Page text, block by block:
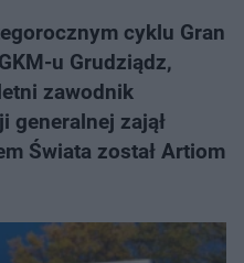
cyklu Gran
u Grudziądz,
zawodnik
generalnej zajął
Świata został Artiom